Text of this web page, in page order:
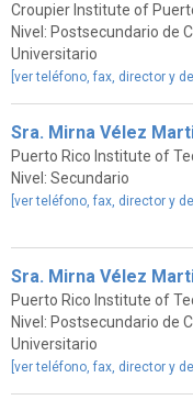
Croupier Institute of
Nivel: Postsecundario de
Universitario
[ver teléfono, fax, director y
Sra. Mirna Vélez
Puerto Rico Institute of
Nivel: Secundario
[ver teléfono, fax, director y
Sra. Mirna Vélez
Puerto Rico Institute of
Nivel: Postsecundario de
Universitario
[ver teléfono, fax, director y